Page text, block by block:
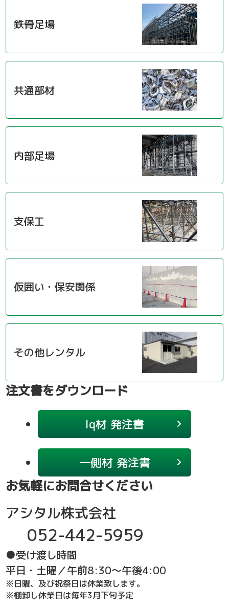
ブラケット-3
壁つなぎ
朝顔
軽量鋼矢板
ミニリフト
その他-5
その他-8
備品
トイレ
機械
鉄骨足場
共通部材
内部足場
支保工
仮囲い・保安関係
その他レンタル
注文書をダウンロード
Iq材 発注書
一側材 発注書
お気軽にお問合せください
アシタル株式会社
052-442-5959
●受け渡し時間
平日・土曜／午前8:30～午後4:00
※日曜、及び祝祭日は休業致します。
※棚卸し休業日は毎年3月下旬予定